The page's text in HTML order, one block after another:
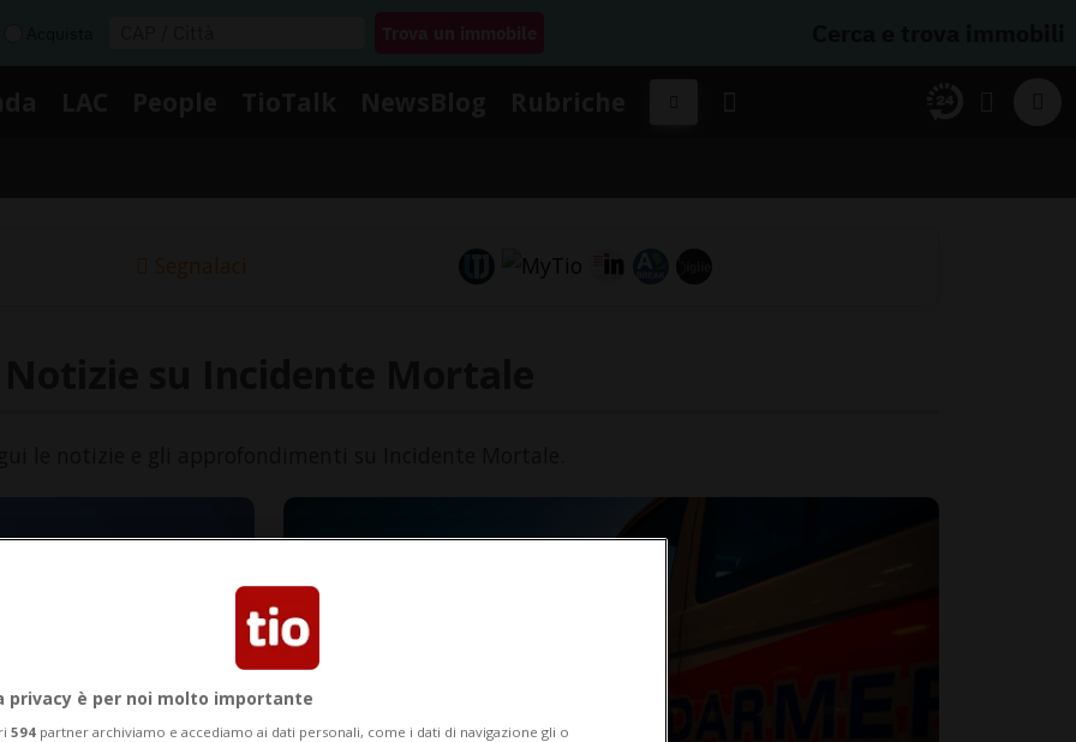
Segnalaci
privacy è per noi molto importante
594 partner archiviamo e accediamo ai dati personali, come i dati di navigazione gli o